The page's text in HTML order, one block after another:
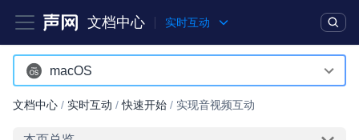
文档中心 实时互动
产品 解决方案
macOS
Android
iOS
文档中心 / 实时互动 / 快速开始 / 实现音视频互动